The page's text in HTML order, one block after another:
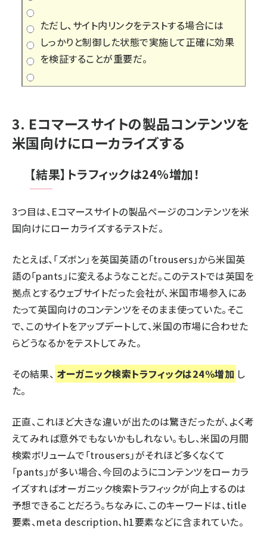
ただし、サイト内リンクをテストする場合には
しっかりと制御した状態で実施して正確に効果
を検証することが重要だ。
3. Eコマースサイトの製品コンテンツを
米国向けにローカライズする
【結果】トラフィックは24％増加！
3つ目は、Eコマースサイトの製品ページのコンテンツを米
国向けにローカライズするテストだ。
たとえば、「ズボン」を英国英語の「trousers」から米国英
語の「pants」に変えるようなことだ。このテストでは英国を
拠点とするウェブサイトだった会社が、米国市場参入にあ
たって英国向けのコンテンツをそのまま使っていた。そこ
で、このサイトをアップデートして、米国の市場に合わせた
らどうなるかをテストしてみた。
その結果、 オーガニック検索トラフィックは24%増加 し
た。
正直、これほど大きな違いが出たのは驚きだったが、よく考
えてみれば意外でもないかもしれない。もし、米国の月間
検索ボリュームで「trousers」がそれほど多くなくて
「pants」が多い場合、今回のようにコンテンツをローカラ
イズすればオーガニック検索トラフィックが向上するのは
予想できることだろう。ちなみに、このキーワードは、title
要素、meta description、h1要素などに含まれていた。